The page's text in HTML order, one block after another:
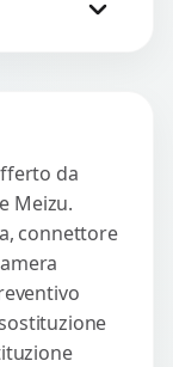
da
Meizu.
connettore